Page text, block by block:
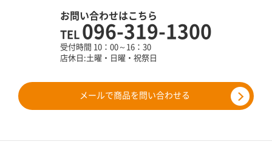
お問い合わせはこちら
TEL 096-319-1300
受付時間 10：00～16：30
店休日:土曜・日曜・祝祭日
メールで商品を問い合わせる